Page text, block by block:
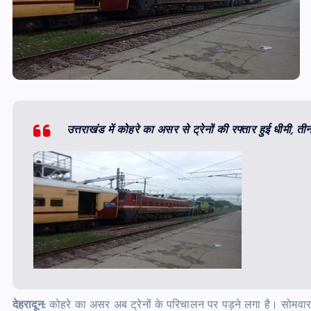
उत्तराखंड में कोहरे का असर से ट्रेनों की रफ्तार हुई धीमी,
देहरादून:कोहरे का असर अब ट्रेनों के परिचालन पर पड़ने लगा है।